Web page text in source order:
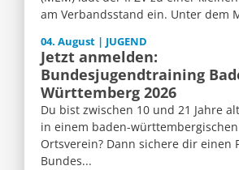
am Verbandsstand ein. Unter dem
04. August | JUGEND
Jetzt anmelden:
Bundesjugendtraining
Württemberg 2026
Du bist zwischen 10 und 21 Jahre
in einem baden-württembergischen
Ortsverein? Dann sichere dir einen
Bundes...